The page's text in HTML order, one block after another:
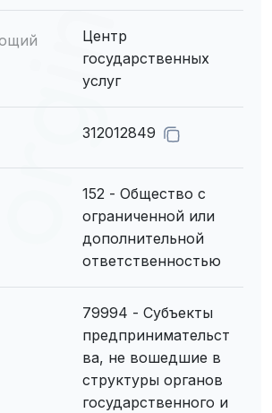
Центр
государственных
услуг
312012849
152 - Общество с
ограниченной или
дополнительной
ответственностью
79994 - Субъекты
предпринимательст
ва, не вошедшие в
структуры органов
государственного и